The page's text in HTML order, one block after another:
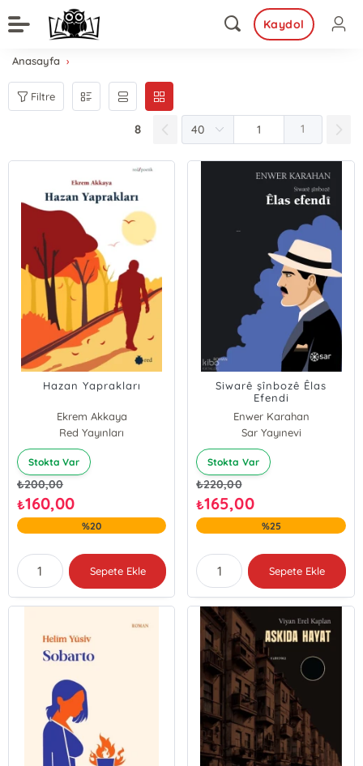
Kaydol
Anasayfa
Filtre
8 1
Hazan Yaprakları
Ekrem Akkaya
Red Yayınları
Stokta Var
₺200,00
₺160,00
%20
Sepete Ekle
Siwarê şînbozê Êlas
Efendi
Enwer Karahan
Sar Yayınevi
Stokta Var
₺220,00
₺165,00
%25
Sepete Ekle